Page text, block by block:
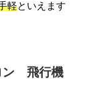
軽といえます
ン 飛行機